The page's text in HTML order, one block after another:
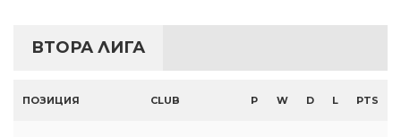
ВТОРА ЛИГА
ПОЗИЦИЯ CLUB P W D L PTS